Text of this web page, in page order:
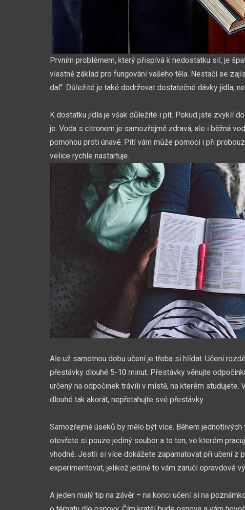
Prvním problémem, který přispívá k nedostatku sil, je
vlastně základ pro fungování vašeho těla. Nestačí se
dal“. Důležité je také dodržovat dostatečné dávky jídla,
K dostatku jídla je však důležité i pít. Pokud jste zvyklí
je. Voda s citronem je samozřejmě zdravá, ale i běžná
pomohou proti únavě. Pití vám může pomoci i při
velice rychle nastartuje.
Ale už samotnou dobu učení je třeba si hlídat. Učení
přestávky dlouhé 5-10 minut. Přestávky věnujte
určený na odpočinek trávili v místě, na kterém
dlouhé tak akorát, nepřetahujte své přestávky.
Samozřejmě úseků by mělo být více. Během
otevřete si pouze jediný soubor a to ten, ve kterém
vhodné. Jestli si více dokážete zapamatovat při učení z
experimentovat, jelikož jedině to vám zaručí opravdové
A jeden malý tip na závěr – na konci učení si na